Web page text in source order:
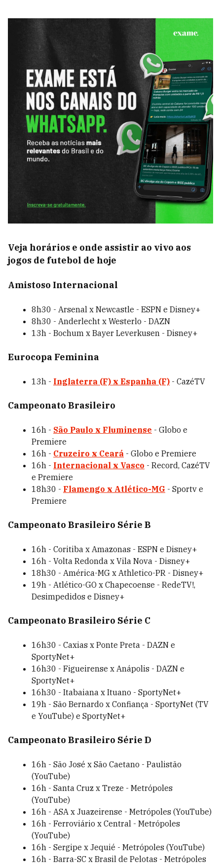
Veja horários e onde assistir ao vivo aos
jogos de futebol de hoje
Amistoso Internacional
8h30 - Arsenal x Newcastle - ESPN e Disney+
8h30 - Anderlecht x Westerlo - DAZN
13h - Bochum x Bayer Leverkusen - Disney+
Eurocopa Feminina
13h - Inglaterra (F) x Espanha (F) - CazéTV
Campeonato Brasileiro
16h - São Paulo x Fluminense - Globo e
Premiere
16h - Cruzeiro x Ceará - Globo e Premiere
16h - Internacional x Vasco - Record, CazéTV
e Premiere
18h30 - Flamengo x Atlético-MG - Sportv e
Premiere
Campeonato Brasileiro Série B
16h - Coritiba x Amazonas - ESPN e Disney+
16h - Volta Redonda x Vila Nova - Disney+
18h30 - América-MG x Athletico-PR - Disney+
19h - Atlético-GO x Chapecoense - RedeTV!,
Desimpedidos e Disney+
Campeonato Brasileiro Série C
16h30 - Caxias x Ponte Preta - DAZN e
SportyNet+
16h30 - Figueirense x Anápolis - DAZN e
SportyNet+
16h30 - Itabaiana x Ituano - SportyNet+
19h - São Bernardo x Confiança - SportyNet (TV
e YouTube) e SportyNet+
Campeonato Brasileiro Série D
16h - São José x São Caetano - Paulistão
(YouTube)
16h - Santa Cruz x Treze - Metrópoles
(YouTube)
16h - ASA x Juazeirense - Metrópoles (YouTube)
16h - Ferroviário x Central - Metrópoles
(YouTube)
16h - Sergipe x Jequié - Metrópoles (YouTube)
16h - Barra-SC x Brasil de Pelotas - Metrópoles